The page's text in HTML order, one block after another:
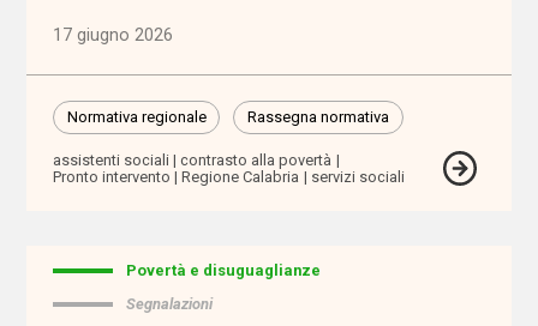
Welforum
nazionale
17 giugno 2026
Normativa regionale Rassegna normativa
assistenti sociali
contrasto alla povertà
Pronto intervento
Regione Calabria servizi sociali
Povertà e disuguaglianze
Segnalazioni